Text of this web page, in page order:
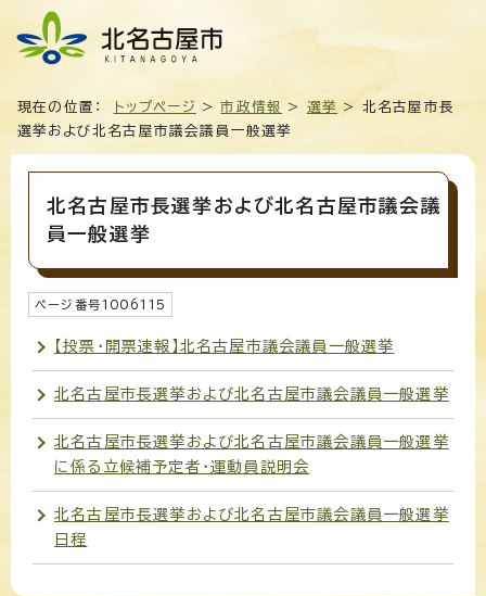
現在の位置： トップページ >市政情報 > 選挙 > 北名古屋市長
選挙および北名古屋市議会議員一般選挙
北名古屋市長選挙および北名古屋市議会議
員一般選挙
ページ番号1006115
【投票・開票速報】北名古屋市議会議員一般選挙
北名古屋市長選挙および北名古屋市議会議員一般選挙
北名古屋市長選挙および北名古屋市議会議員一般選挙
に係る立候補予定者・運動員説明会
北名古屋市長選挙および北名古屋市議会議員一般選挙
日程